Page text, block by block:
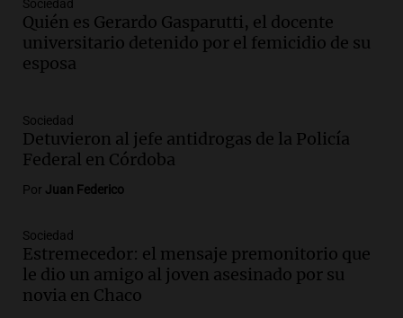
conmovedora historia de "El Duende" y
su hija violinista
La Mesa de Café
Episodios
Córdoba homenajeó a León XIV con una
pizza esculpida con su rostro
Radioinforme 3
Estudio Urbano: recorrerá los barrios de
Córdoba
Episodios
Sociedad
Quién es Gerardo Gasparutti, el docente
universitario detenido por el femicidio de su
esposa
Sociedad
Detuvieron al jefe antidrogas de la Policía
Federal en Córdoba
Por Juan Federico
Sociedad
Estremecedor: el mensaje premonitorio que
le dio un amigo al joven asesinado por su
novia en Chaco